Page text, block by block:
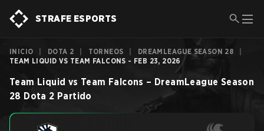
STRAFE ESPORTS
INICIO DOTA 2 TORNEOS DREAMLEAGUE SEASON 28
TEAM LIQUID VS TEAM FALCONS - FEB 23, 2026
Team Liquid vs Team Falcons – DreamLeague Season
28 Dota 2 Partido